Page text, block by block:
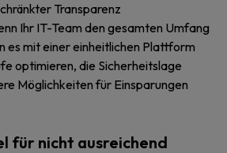
Transparenz
Ihr IT-Team den gesamten Umfang
es mit einer einheitlichen Plattform
optimieren, die Sicherheitslage
Möglichkeiten für Einsparungen
für nicht ausreichend